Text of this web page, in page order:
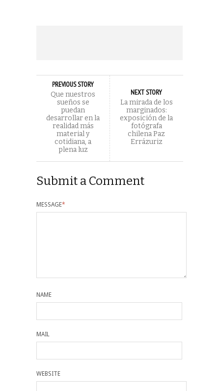
PREVIOUS STORY
Que nuestros
sueños se
puedan
desarrollar en la
realidad más
material y
cotidiana, a
plena luz
NEXT STORY
La mirada de los
marginados:
exposición de la
fotógrafa
chilena Paz
Errázuriz
Submit a Comment
MESSAGE*
NAME
MAIL
WEBSITE